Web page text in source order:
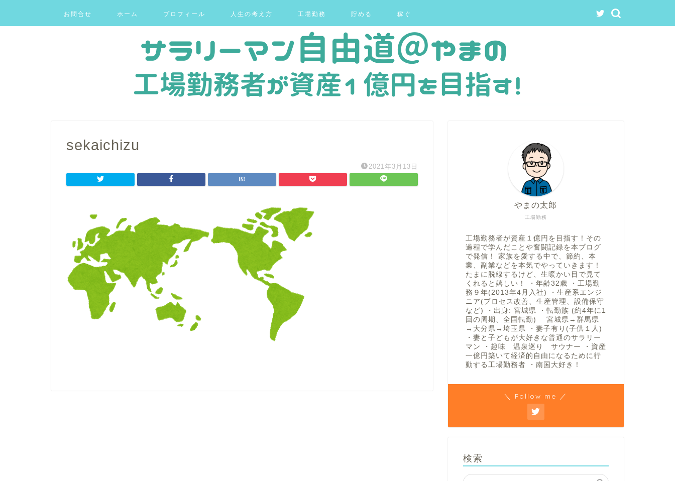
お問合せ ホーム プロフィール 人生の考え方 工場勤務 貯める 稼ぐ
sekaichizu
2021年3月13日
工場勤務
やまの太郎
工場勤務者が資産１億円を目指す！その
過程で学んだことや奮闘記録を本ブログ
で発信！ 家族を愛する中で、節約、本
業、副業などを本気でやっていきます！
たまに脱線するけど、生暖かい目で見て
くれると嬉しい！ ・年齢32歳 ・工場勤
務９年(2013年4月入社) ・生産系エンジ
ニア(プロセス改善、生産管理、設備保守
など) ・出身: 宮城県 ・転勤族 (約4年に1
回の周期、全国転勤) 宮城県→群馬県
→大分県→埼玉県 ・妻子有り(子供１人)
・妻と子どもが大好きな普通のサラリー
マン ・趣味 温泉巡り サウナー ・資産
一億円築いて経済的自由になるために行
動する工場勤務者 ・南国大好き！
＼ Follow me ／
検索